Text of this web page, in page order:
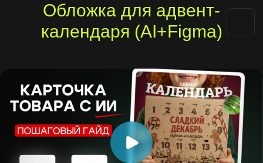
Обложка для адвент-
календаря (AI+Figma)